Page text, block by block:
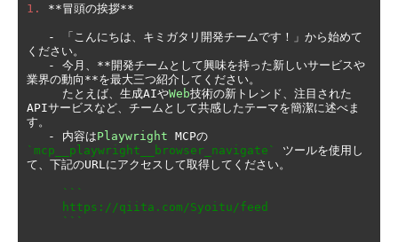
1. **冒頭の挨拶**
-
「こんにちは、キミガタリ開発チームです！」から始めて
ください。
-
今月、**開発チームとして興味を持った新しいサービスや
業界の動向**を最大三つ紹介してください。
たとえば、生成AIやWeb技術の新トレンド、注目された
APIサービスなど、チームとして共感したテーマを簡潔に述べま
す。
-
内容はPlaywright MCPの
`mcp__playwright__browser_navigate`
ツールを使用し
て、下記のURLにアクセスして取得してください。
```
     ```